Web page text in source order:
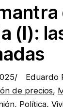
(I):
/ Eduardo
de precios,
, Política,